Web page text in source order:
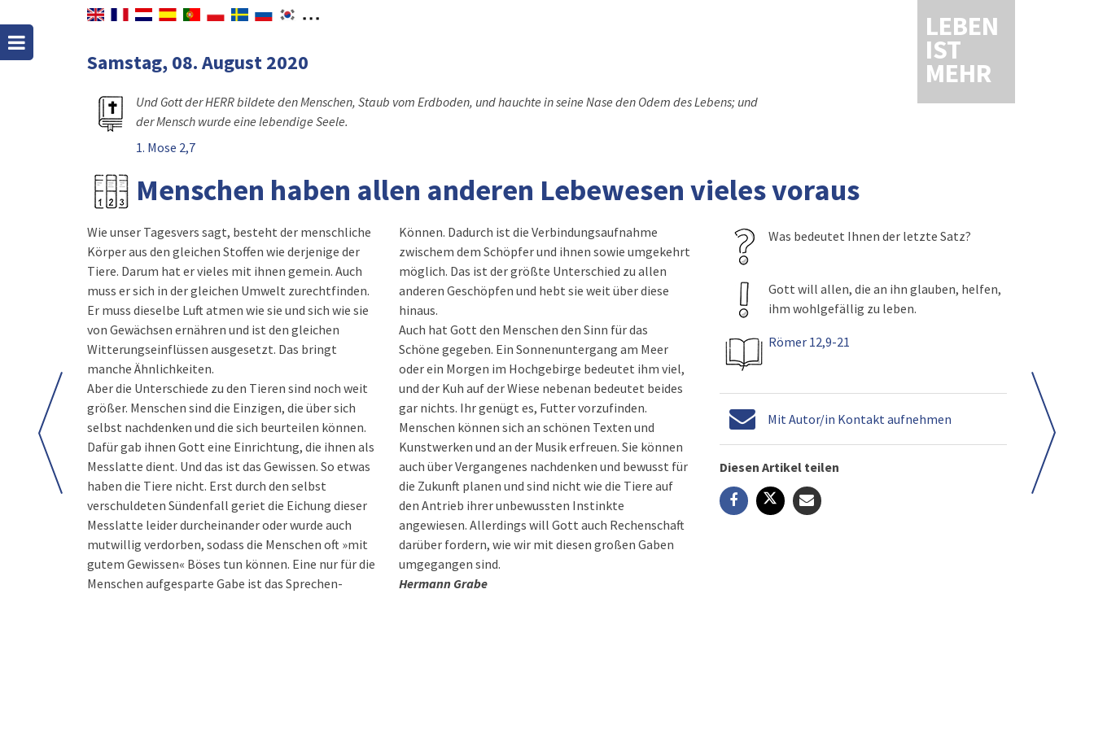
LEBEN
IST
MEHR
Samstag, 08. August 2020
Und Gott der HERR bildete den Menschen, Staub vom Erdboden, und hauchte in seine Nase den Odem des Lebens; und
der Mensch wurde eine lebendige Seele.
1. Mose 2,7
Menschen haben allen anderen Lebewesen vieles voraus
Wie unser Tagesvers sagt, besteht der menschliche
Körper aus den gleichen Stoffen wie derjenige der
Tiere. Darum hat er vieles mit ihnen gemein. Auch
muss er sich in der gleichen Umwelt zurechtfinden.
Er muss dieselbe Luft atmen wie sie und sich wie sie
von Gewächsen ernähren und ist den gleichen
Witterungseinflüssen ausgesetzt. Das bringt
manche Ähnlichkeiten.
Aber die Unterschiede zu den Tieren sind noch weit
größer. Menschen sind die Einzigen, die über sich
selbst nachdenken und die sich beurteilen können.
Dafür gab ihnen Gott eine Einrichtung, die ihnen als
Messlatte dient. Und das ist das Gewissen. So etwas
haben die Tiere nicht. Erst durch den selbst
verschuldeten Sündenfall geriet die Eichung dieser
Messlatte leider durcheinander oder wurde auch
mutwillig verdorben, sodass die Menschen oft »mit
gutem Gewissen« Böses tun können. Eine nur für die
Menschen aufgesparte Gabe ist das Sprechen-
Können. Dadurch ist die Verbindungsaufnahme
zwischem dem Schöpfer und ihnen sowie umgekehrt
möglich. Das ist der größte Unterschied zu allen
anderen Geschöpfen und hebt sie weit über diese
hinaus.
Auch hat Gott den Menschen den Sinn für das
Schöne gegeben. Ein Sonnenuntergang am Meer
oder ein Morgen im Hochgebirge bedeutet ihm viel,
und der Kuh auf der Wiese nebenan bedeutet beides
gar nichts. Ihr genügt es, Futter vorzufinden.
Menschen können sich an schönen Texten und
Kunstwerken und an der Musik erfreuen. Sie können
auch über Vergangenes nachdenken und bewusst für
die Zukunft planen und sind nicht wie die Tiere auf
den Antrieb ihrer unbewussten Instinkte
angewiesen. Allerdings will Gott auch Rechenschaft
darüber fordern, wie wir mit diesen großen Gaben
umgegangen sind.
Hermann Grabe
Was bedeutet Ihnen der letzte Satz?
Gott will allen, die an ihn glauben, helfen,
ihm wohlgefällig zu leben.
Römer 12,9-21
Mit Autor/in Kontakt aufnehmen
Diesen Artikel teilen